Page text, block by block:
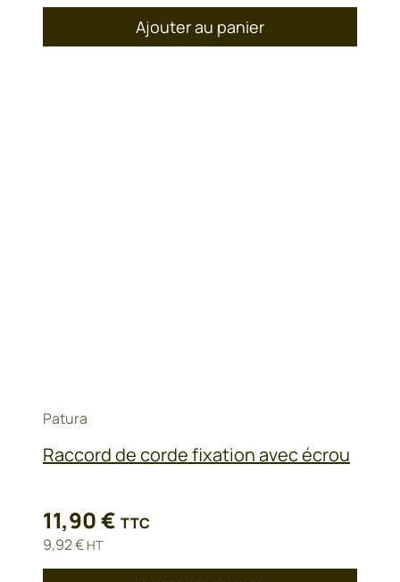
Ajouter au panier
Patura
Raccord de corde fixation avec écrou
11,90€ TTC
9,92€ HT